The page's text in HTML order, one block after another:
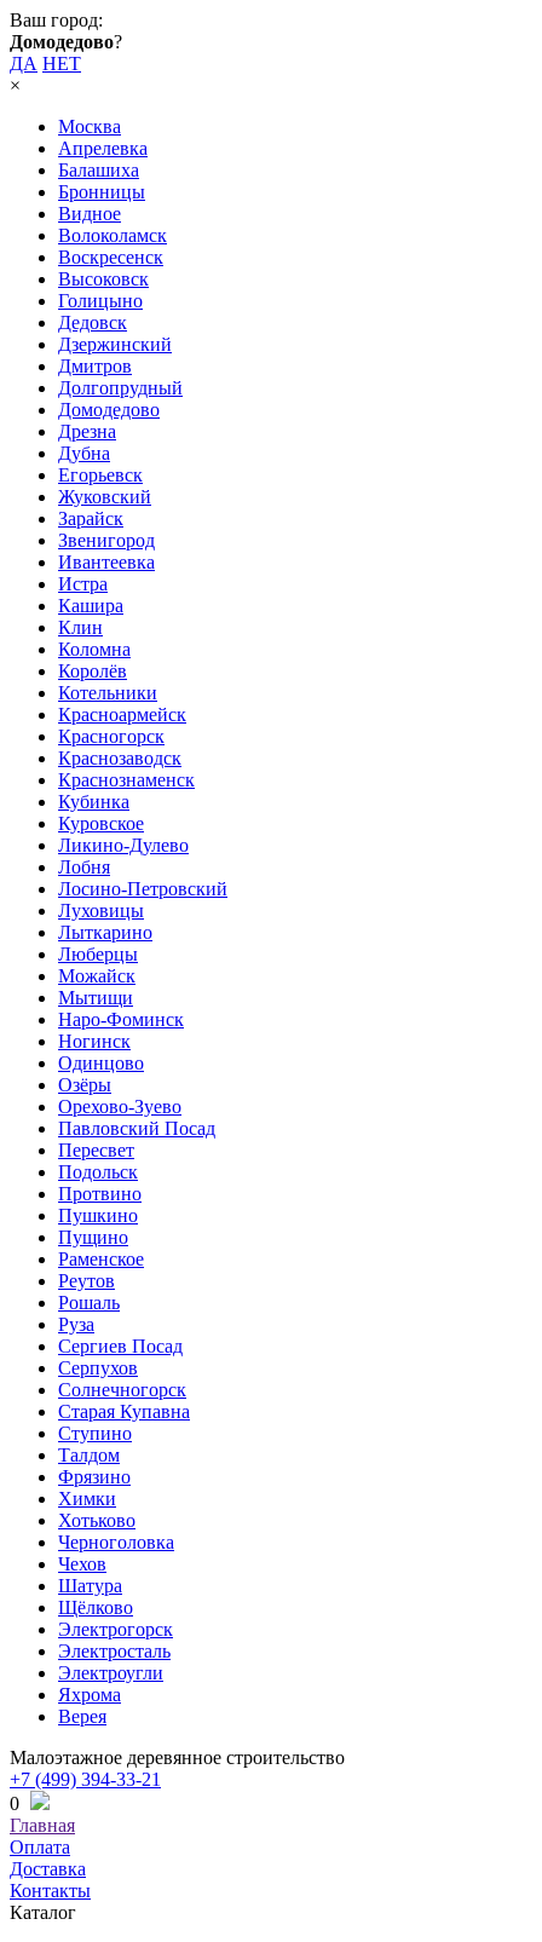
Ваш город:
Домодедово?
ДА НЕТ
×
Москва
Апрелевка
Балашиха
Бронницы
Видное
Волоколамск
Воскресенск
Высоковск
Голицыно
Дедовск
Дзержинский
Дмитров
Долгопрудный
Домодедово
Дрезна
Дубна
Егорьевск
Жуковский
Зарайск
Звенигород
Ивантеевка
Истра
Кашира
Клин
Коломна
Королёв
Котельники
Красноармейск
Красногорск
Краснозаводск
Краснознаменск
Кубинка
Куровское
Ликино-Дулево
Лобня
Лосино-Петровский
Луховицы
Лыткарино
Люберцы
Можайск
Мытищи
Наро-Фоминск
Ногинск
Одинцово
Озёры
Орехово-Зуево
Павловский Посад
Пересвет
Подольск
Протвино
Пушкино
Пущино
Раменское
Реутов
Рошаль
Руза
Сергиев Посад
Серпухов
Солнечногорск
Старая Купавна
Ступино
Талдом
Фрязино
Химки
Хотьково
Черноголовка
Чехов
Шатура
Щёлково
Электрогорск
Электросталь
Электроугли
Яхрома
Верея
Малоэтажное деревянное строительство
+7 (499) 394-33-21
0
Главная
Оплата
Доставка
Контакты
Каталог